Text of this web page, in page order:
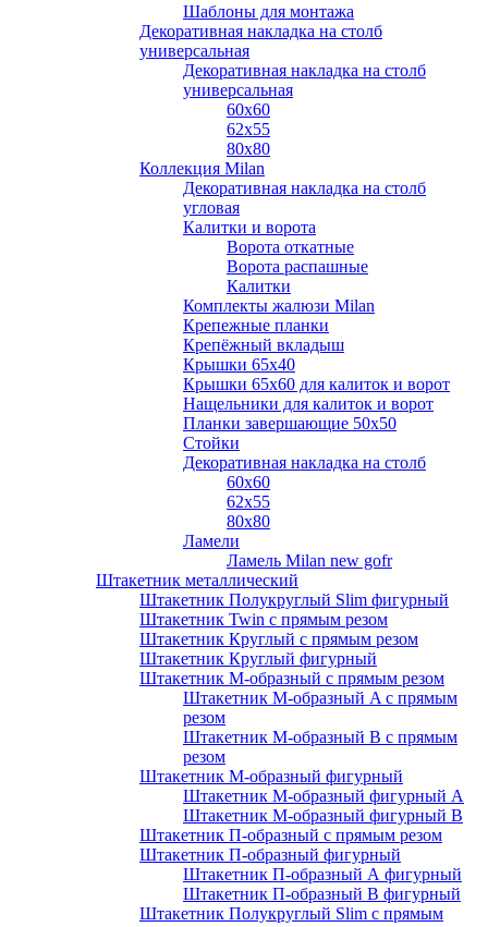
Шаблоны для монтажа
Декоративная накладка на столб
универсальная
Декоративная накладка на столб
универсальная
60х60
62х55
80х80
Коллекция Milan
Декоративная накладка на столб
угловая
Калитки и ворота
Ворота откатные
Ворота распашные
Калитки
Комплекты жалюзи Milan
Крепежные планки
Крепёжный вкладыш
Крышки 65х40
Крышки 65х60 для калиток и ворот
Нащельники для калиток и ворот
Планки завершающие 50х50
Стойки
Декоративная накладка на столб
60х60
62х55
80х80
Ламели
Ламель Milan new gofr
Штакетник металлический
Штакетник Полукруглый Slim фигурный
Штакетник Twin с прямым резом
Штакетник Круглый с прямым резом
Штакетник Круглый фигурный
Штакетник М-образный с прямым резом
Штакетник М-образный A с прямым
резом
Штакетник М-образный B с прямым
резом
Штакетник М-образный фигурный
Штакетник М-образный фигурный A
Штакетник М-образный фигурный B
Штакетник П-образный с прямым резом
Штакетник П-образный фигурный
Штакетник П-образный А фигурный
Штакетник П-образный В фигурный
Штакетник Полукруглый Slim с прямым